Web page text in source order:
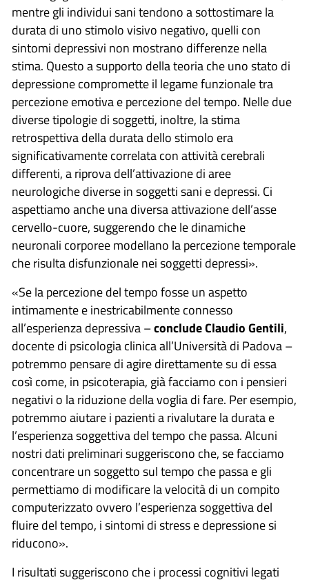
mentre gli individui sani tendono a sottostimare la
durata di uno stimolo visivo negativo, quelli con
sintomi depressivi non mostrano differenze nella
stima. Questo a supporto della teoria che uno stato di
depressione compromette il legame funzionale tra
percezione emotiva e percezione del tempo. Nelle due
diverse tipologie di soggetti, inoltre, la stima
retrospettiva della durata dello stimolo era
significativamente correlata con attività cerebrali
differenti, a riprova dell’attivazione di aree
neurologiche diverse in soggetti sani e depressi. Ci
aspettiamo anche una diversa attivazione dell’asse
cervello-cuore, suggerendo che le dinamiche
neuronali corporee modellano la percezione temporale
che risulta disfunzionale nei soggetti depressi».
«Se la percezione del tempo fosse un aspetto
intimamente e inestricabilmente connesso
all’esperienza depressiva –conclude Claudio Gentili,
docente di psicologia clinica all’Università di Padova –
potremmo pensare di agire direttamente su di essa
così come, in psicoterapia, già facciamo con i pensieri
negativi o la riduzione della voglia di fare. Per esempio,
potremmo aiutare i pazienti a rivalutare la durata e
l’esperienza soggettiva del tempo che passa. Alcuni
nostri dati preliminari suggeriscono che, se facciamo
concentrare un soggetto sul tempo che passa e gli
permettiamo di modificare la velocità di un compito
computerizzato ovvero l’esperienza soggettiva del
fluire del tempo, i sintomi di stress e depressione si
riducono».
I risultati suggeriscono che i processi cognitivi legati